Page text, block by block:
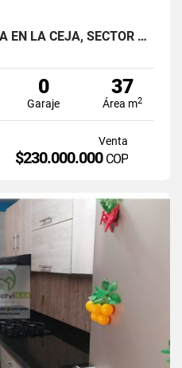
APARTAMENTO EN VENTA EN LA CEJA, SECTOR POBLADO DE LA ARGENTINA.
0
Garaje
37
Área m2
Venta
$230.000.000 COP